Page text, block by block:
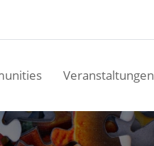
Veranstaltungen